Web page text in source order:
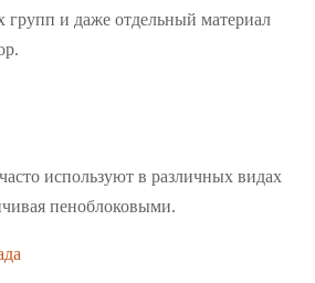
групп и даже отдельный материал
используют в различных видах
пеноблоковыми.